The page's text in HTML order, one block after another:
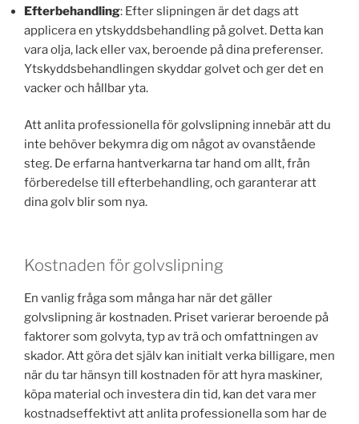
Efterbehandling: Efter slipningen är det dags att
applicera en ytskyddsbehandling på golvet. Detta kan
vara olja, lack eller vax, beroende på dina preferenser.
Ytskyddsbehandlingen skyddar golvet och ger det en
vacker och hållbar yta.
Att anlita professionella för golvslipning innebär att du
inte behöver bekymra dig om något av ovanstående
steg. De erfarna hantverkarna tar hand om allt, från
förberedelse till efterbehandling, och garanterar att
dina golv blir som nya.
Kostnaden för golvslipning
En vanlig fråga som många har när det gäller
golvslipning är kostnaden. Priset varierar beroende på
faktorer som golvyta, typ av trä och omfattningen av
skador. Att göra det själv kan initialt verka billigare, men
när du tar hänsyn till kostnaden för att hyra maskiner,
köpa material och investera din tid, kan det vara mer
kostnadseffektivt att anlita professionella som har de